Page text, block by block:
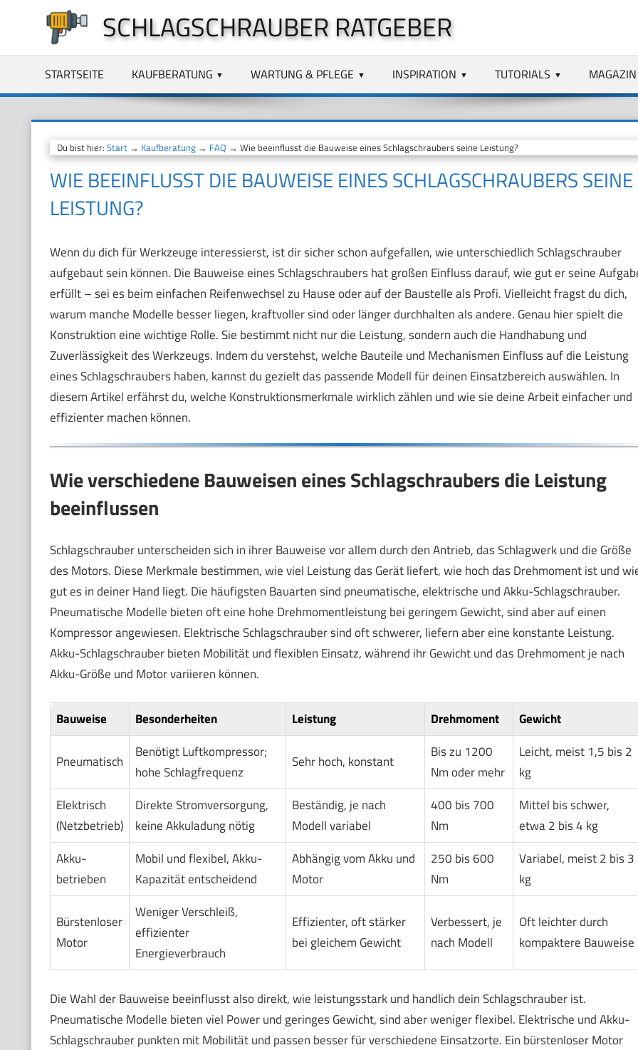
springen
SCHLAGSCHRAUBER RATGEBER
STARTSEITE KAUFBERATUNG WARTUNG & PFLEGE INSPIRATION TUTORIALS MAGAZIN
Du bist hier: Start→ Kaufberatung→ FAQ → Wie beeinflusst die Bauweise eines Schlagschraubers seine Leistung?
WIE BEEINFLUSST DIE BAUWEISE EINES SCHLAGSCHRAUBERS SEINE
LEISTUNG?
Wenn du dich für Werkzeuge interessierst, ist dir sicher schon aufgefallen, wie unterschiedlich Schlagschrauber
aufgebaut sein können. Die Bauweise eines Schlagschraubers hat großen Einfluss darauf, wie gut er seine
erfüllt – sei es beim einfachen Reifenwechsel zu Hause oder auf der Baustelle als Profi. Vielleicht fragst du dich,
warum manche Modelle besser liegen, kraftvoller sind oder länger durchhalten als andere. Genau hier spielt die
Konstruktion eine wichtige Rolle. Sie bestimmt nicht nur die Leistung, sondern auch die Handhabung und
Zuverlässigkeit des Werkzeugs. Indem du verstehst, welche Bauteile und Mechanismen Einfluss auf die Leistung
eines Schlagschraubers haben, kannst du gezielt das passende Modell für deinen Einsatzbereich auswählen. In
diesem Artikel erfährst du, welche Konstruktionsmerkmale wirklich zählen und wie sie deine Arbeit einfacher und
effizienter machen können.
Wie verschiedene Bauweisen eines Schlagschraubers die Leistung
beeinflussen
Schlagschrauber unterscheiden sich in ihrer Bauweise vor allem durch den Antrieb, das Schlagwerk und die Größe
des Motors. Diese Merkmale bestimmen, wie viel Leistung das Gerät liefert, wie hoch das Drehmoment ist und
gut es in deiner Hand liegt. Die häufigsten Bauarten sind pneumatische, elektrische und Akku-Schlagschrauber.
Pneumatische Modelle bieten oft eine hohe Drehmomentleistung bei geringem Gewicht, sind aber auf einen
Kompressor angewiesen. Elektrische Schlagschrauber sind oft schwerer, liefern aber eine konstante Leistung.
Akku-Schlagschrauber bieten Mobilität und flexiblen Einsatz, während ihr Gewicht und das Drehmoment je nach
Akku-Größe und Motor variieren können.
Bauweise Besonderheiten Leistung Drehmoment Gewicht
Pneumatisch
Benötigt Luftkompressor;
hohe Schlagfrequenz
Sehr hoch, konstant
Bis zu 1200
Nm oder mehr
Leicht, meist 1,5 bis 2
kg
Elektrisch
(Netzbetrieb)
Direkte Stromversorgung,
keine Akkuladung nötig
Beständig, je nach
Modell variabel
400 bis 700
Nm
Mittel bis schwer,
etwa 2 bis 4 kg
Akku-
betrieben
Mobil und flexibel, Akku-
Kapazität entscheidend
Abhängig vom Akku und
Motor
250 bis 600
Nm
Variabel, meist 2 bis 3
kg
Bürstenloser
Motor
Weniger Verschleiß,
effizienter
Energieverbrauch
Effizienter, oft stärker
bei gleichem Gewicht
Verbessert, je
nach Modell
Oft leichter durch
kompaktere Bauweise
Die Wahl der Bauweise beeinflusst also direkt, wie leistungsstark und handlich dein Schlagschrauber ist.
Pneumatische Modelle bieten viel Power und geringes Gewicht, sind aber weniger flexibel. Elektrische und Akku-
Schlagschrauber punkten mit Mobilität und passen besser für verschiedene Einsatzorte. Ein bürstenloser Motor